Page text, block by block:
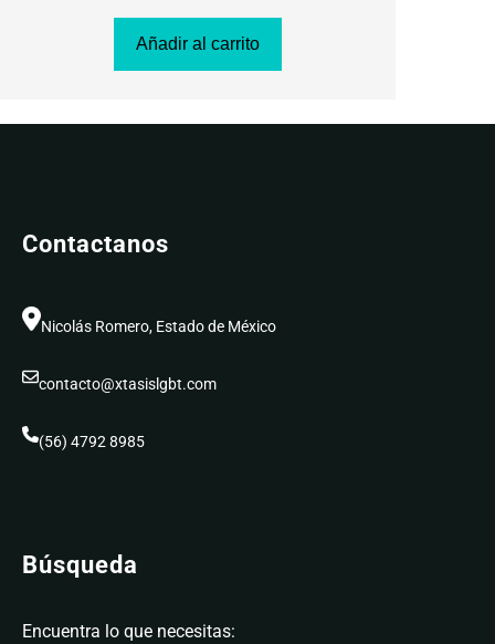
Añadir al carrito
Contactanos
Nicolás Romero, Estado de México
contacto@xtasislgbt.com
(56) 4792 8985
Búsqueda
Encuentra lo que necesitas: